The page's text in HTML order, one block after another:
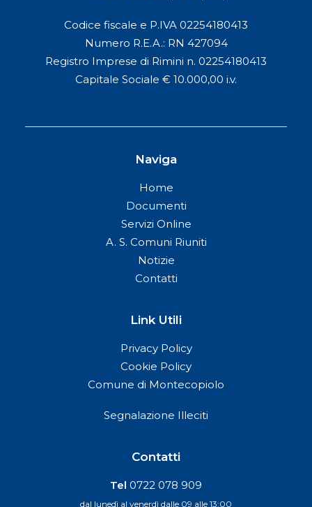
Codice fiscale e P.IVA 02254180413
Numero R.E.A.: RN 427094
Registro Imprese di Rimini n. 02254180413
Capitale Sociale € 10.000,00 i.v.
Naviga
Home
Documenti
Servizi Online
A. S. Comuni Riuniti
Notizie
Contatti
Link Utili
Privacy Policy
Cookie Policy
Comune di Montecopiolo
Segnalazione Illeciti
Contatti
Tel 0722 078 909
dal lunedì al venerdì dalle 09 alle 13:00